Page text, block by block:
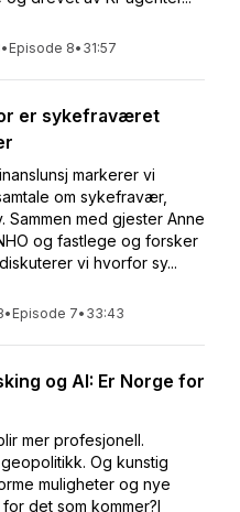
• Episode 8• 31:57
er sykefraværet
markerer vi
om sykefravær,
Sammen med gjester Anne
og fastlege og forsker
vi hvorfor sy...
• Episode 7• 33:43
og AI: Er Norge for
mer profesjonell.
Og kunstig
muligheter og nye
det som kommer?I